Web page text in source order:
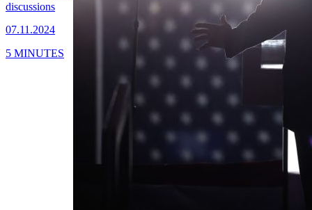
discussions
07.11.2024
5 MINUTES